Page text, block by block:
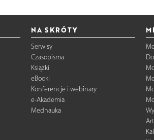
NA SKRÓTY
Serwisy
Czasopisma
Książki
eBooki
Konferencje i webinary
e-Akademia
Mednauka